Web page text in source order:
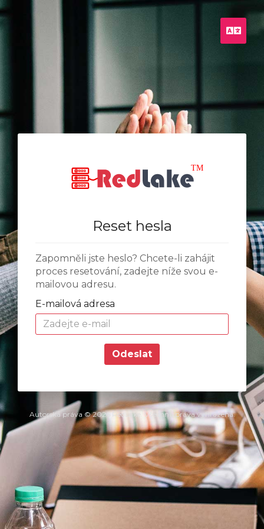
Reset hesla
Zapomněli jste heslo? Chcete-li zahájit
proces resetování, zadejte níže svou e-
mailovou adresu.
E-mailová adresa
Odeslat
Autorská práva © 2026 RedLake. Všechna práva vyhrazena.